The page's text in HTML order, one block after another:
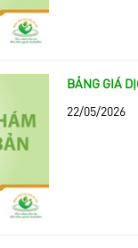
BẢNG GIÁ
22/05/2026